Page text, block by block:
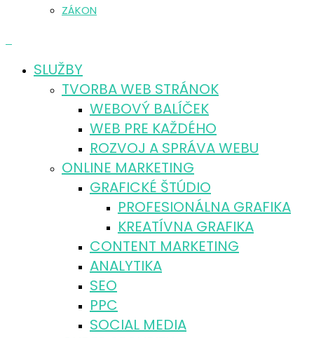
ZÁKON
SLUŽBY
TVORBA WEB STRÁNOK
WEBOVÝ BALÍČEK
WEB PRE KAŽDÉHO
ROZVOJ A SPRÁVA WEBU
ONLINE MARKETING
GRAFICKÉ ŠTÚDIO
PROFESIONÁLNA GRAFIKA
KREATÍVNA GRAFIKA
CONTENT MARKETING
ANALYTIKA
SEO
PPC
SOCIAL MEDIA